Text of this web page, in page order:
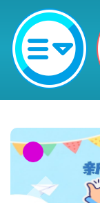
有關桃園
學年度上
ABC直播
參與-桃園